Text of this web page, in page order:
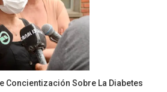
Concientización Sobre La Diabetes